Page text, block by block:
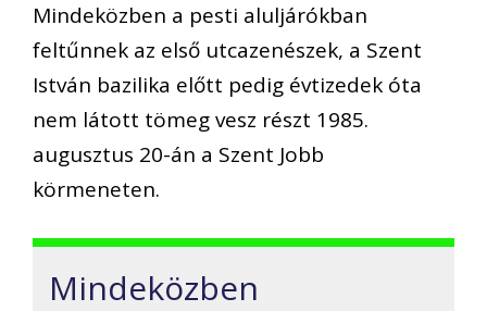
Mindeközben a pesti aluljárókban
feltűnnek az első utcazenészek, a Szent
István bazilika előtt pedig évtizedek óta
nem látott tömeg vesz részt 1985.
augusztus 20-án a Szent Jobb
körmeneten.
Mindeközben